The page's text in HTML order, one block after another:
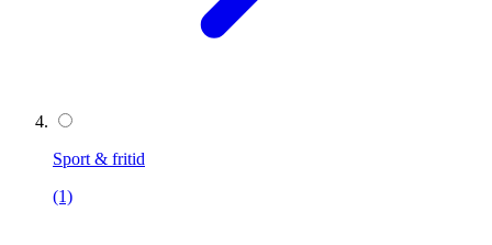
Sport & fritid
(1)